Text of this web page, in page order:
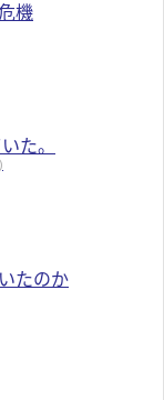
機
た。
たのか